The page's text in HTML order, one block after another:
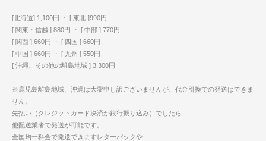
[北海道] 1,100円 ・ [ 東北 ]990円
[ 関東・信越 ] 880円 ・ [ 中部 ] 770円
[ 関西 ] 660円 ・ [ 四国 ] 660円
[ 中国 ] 660円 ・ [ 九州 ] 550円
[ 沖縄、その他の離島地域 ] 3,300円
※鹿児島離島地域、沖縄は大変申し訳ございませんが、代金引換での発送はできま
せん。
先払い（クレジットカード決済か銀行振り込み）でしたら
他配送業者で発送が可能です。
全国均一料金で発送できますレターパックや